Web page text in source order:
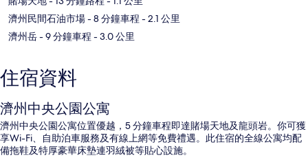
濟州民間石油市場- 8 分鐘車程 - 2.1 公里
濟州岳- 9 分鐘車程 - 3.0 公里
住宿資料
濟州中央公園公寓
濟州中央公園公寓位置優越，5 分鐘車程即達賭場天地及龍頭岩。你可獲
享Wi-Fi、自助泊車服務及有線上網等免費禮遇。此住宿的全線公寓均配
備拖鞋及特厚豪華床墊連羽絨被等貼心設施。